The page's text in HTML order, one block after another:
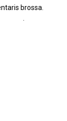
brossa.